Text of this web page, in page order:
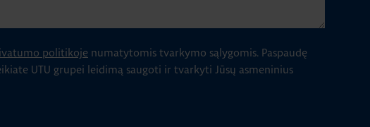
politikoje numatytomis tvarkymo sąlygomis. Paspaudę
UTU grupei leidimą saugoti ir tvarkyti Jūsų asmeninius